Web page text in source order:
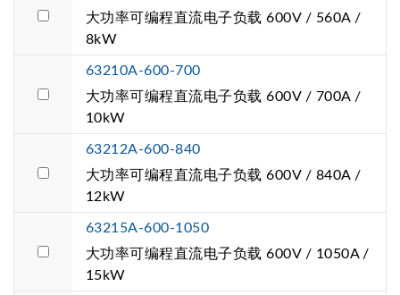
大功率可编程直流电子负载 600V / 560A /
8kW
63210A-600-700
大功率可编程直流电子负载 600V / 700A /
10kW
63212A-600-840
大功率可编程直流电子负载 600V / 840A /
12kW
63215A-600-1050
大功率可编程直流电子负载 600V / 1050A /
15kW